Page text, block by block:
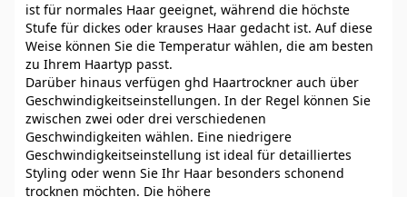
ist für normales Haar geeignet, während die höchste
Stufe für dickes oder krauses Haar gedacht ist. Auf diese
Weise können Sie die Temperatur wählen, die am besten
zu Ihrem Haartyp passt.
Darüber hinaus verfügen ghd Haartrockner auch über
Geschwindigkeitseinstellungen. In der Regel können Sie
zwischen zwei oder drei verschiedenen
Geschwindigkeiten wählen. Eine niedrigere
Geschwindigkeitseinstellung ist ideal für detailliertes
Styling oder wenn Sie Ihr Haar besonders schonend
trocknen möchten. Die höhere